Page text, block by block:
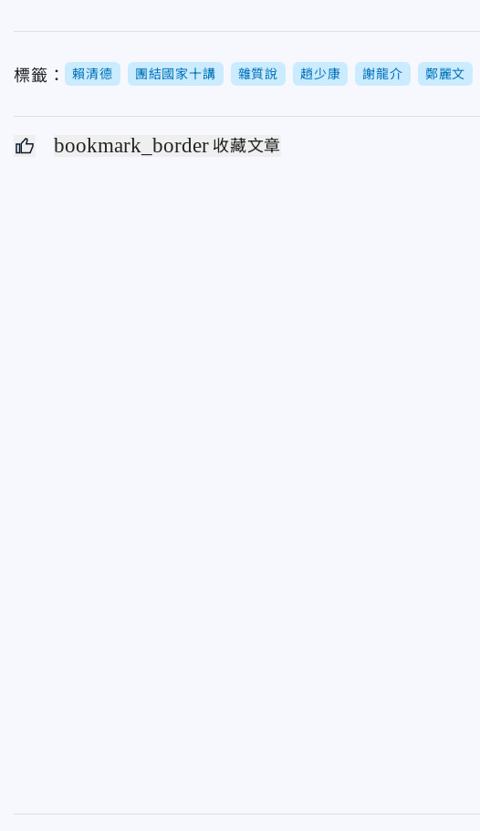
標籤： 賴清德 團結國家十講 雜質說 趙少康 謝龍介 鄭麗文
bookmark_border 收藏文章